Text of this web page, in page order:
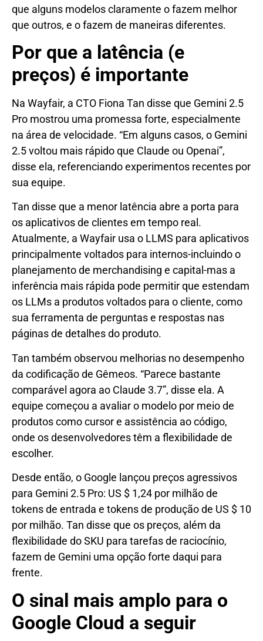
que alguns modelos claramente o fazem melhor
que outros, e o fazem de maneiras diferentes.
Por que a latência (e
preços) é importante
Na Wayfair, a CTO Fiona Tan disse que Gemini 2.5
Pro mostrou uma promessa forte, especialmente
na área de velocidade. “Em alguns casos, o Gemini
2.5 voltou mais rápido que Claude ou Openai”,
disse ela, referenciando experimentos recentes por
sua equipe.
Tan disse que a menor latência abre a porta para
os aplicativos de clientes em tempo real.
Atualmente, a Wayfair usa o LLMS para aplicativos
principalmente voltados para internos-incluindo o
planejamento de merchandising e capital-mas a
inferência mais rápida pode permitir que estendam
os LLMs a produtos voltados para o cliente, como
sua ferramenta de perguntas e respostas nas
páginas de detalhes do produto.
Tan também observou melhorias no desempenho
da codificação de Gêmeos. “Parece bastante
comparável agora ao Claude 3.7”, disse ela. A
equipe começou a avaliar o modelo por meio de
produtos como cursor e assistência ao código,
onde os desenvolvedores têm a flexibilidade de
escolher.
Desde então, o Google lançou preços agressivos
para Gemini 2.5 Pro: US $ 1,24 por milhão de
tokens de entrada e tokens de produção de US $ 10
por milhão. Tan disse que os preços, além da
flexibilidade do SKU para tarefas de raciocínio,
fazem de Gemini uma opção forte daqui para
frente.
O sinal mais amplo para o
Google Cloud a seguir